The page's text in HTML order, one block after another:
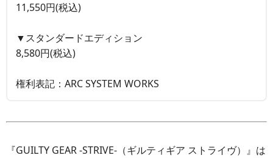
11,550円(税込)
▼スタンダードエディション
8,580円(税込)
権利表記：ARC SYSTEM WORKS
『GUILTY GEAR -STRIVE-（ギルティギア ストライヴ）』は